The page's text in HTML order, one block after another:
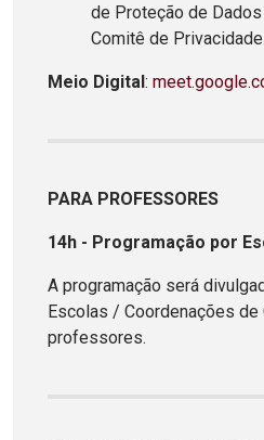
de Proteção de
Comitê de
Meio Digital:
PARA PROFESSORES
14h - Programação por
A programação será
Escolas / Coordenações de
professores.